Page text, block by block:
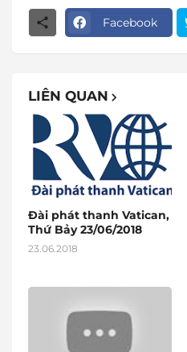
Facebook
LIÊN QUAN
Đài phát thanh Vatican,
Thứ Bảy 23/06/2018
23.06.2018